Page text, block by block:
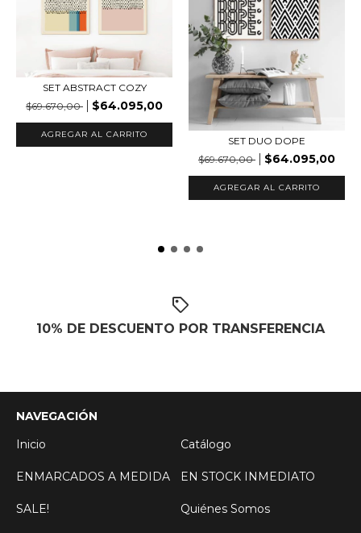
SET ABSTRACT COZY
$69.670,00
$64.095,00
AGREGAR AL CARRITO
SET DUO DOPE
$69.670,00
$64.095,00
AGREGAR AL CARRITO
10% DE DESCUENTO POR TRANSFERENCIA
NAVEGACIÓN
Inicio
Catálogo
ENMARCADOS A MEDIDA EN STOCK INMEDIATO
SALE! Quiénes Somos